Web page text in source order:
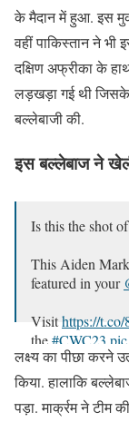
के मैदान में हुआ. इस
वहीं पाकिस्तान ने
दक्षिण अफ्रीका के
लड़खड़ा गई थी जिसके
बल्लेबाजी की.
इस बल्लेबाज ने
Is this the shot
This Aiden
featured in your
Visithttps://
the#CWC23
— ICC (@ICC)
लक्ष्य का पीछा करने
किया. हालाकि
पड़ा. मार्क्रम ने टीम